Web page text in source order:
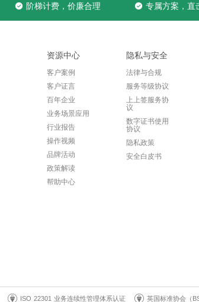
阶梯计费，价廉合理 专属方案，直
资源中心
客户案例
客户证言
百年企业
业务场景应用
行业报告
操作视频
品牌活动
政策解读
帮助中心
隐私与安全
法律与合规
服务等级协议
上上签服务协
议
数字证书使用
协议
隐私政策
安全白皮书
ISO 22301 业务连续性管理体系认证 英国标准协会（